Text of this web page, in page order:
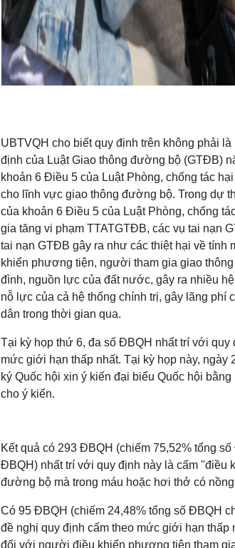
UBTVQH cho biết quy định trên không phải
định của Luật Giao thông đường bộ (GTĐB)
khoản 6 Điều 5 của Luật Phòng, chống tác
cho lĩnh vực giao thông đường bộ. Trong dự
của khoản 6 Điều 5 của Luật Phòng, chống
gia tăng vi phạm TTATGTĐB, các vụ tai nạn
tai nạn GTĐB gây ra như các thiệt hại về tính
khiển phương tiện, người tham gia giao
đình, nguồn lực của đất nước, gây ra nhiều
nỗ lực của cả hệ thống chính trị, gây lãng phí
dân trong thời gian qua.
Tại kỳ họp thứ 6, đa số ĐBQH nhất trí với
mức giới hạn thấp nhất. Tại kỳ họp này,
ký Quốc hội xin ý kiến đại biểu Quốc hội
cho ý kiến.
Kết quả có 293 ĐBQH (chiếm 75,52% tổng
ĐBQH) nhất trí với quy định này là cấm "điều
đường bộ mà trong máu hoặc hơi thở có
Có 95 ĐBQH (chiếm 24,48% tổng số ĐBQH
đề nghị quy định cấm theo mức giới hạn
đối với người điều khiển phương tiện tham